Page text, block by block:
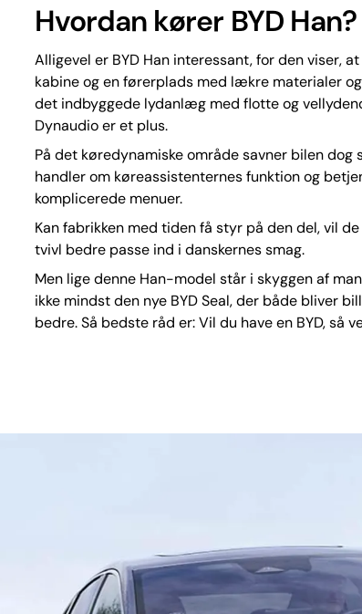
Hvordan kører BYD Han?
Alligevel er BYD Han interessant, for den viser,
kabine og en førerplads med lækre materialer
det indbyggede lydanlæg med flotte og
Dynaudio er et plus.
På det køredynamiske område savner bilen
handler om køreassistenternes funktion og
komplicerede menuer.
Kan fabrikken med tiden få styr på den del, vil
tvivl bedre passe ind i danskernes smag.
Men lige denne Han-model står i skyggen af
ikke mindst den nye BYD Seal, der både bliver
bedre. Så bedste råd er: Vil du have en BYD, så